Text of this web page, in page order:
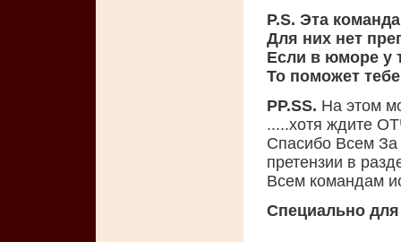
P.S. Эта
Для них нет
Если в юморе у
То поможет
PP.SS. На этом
.....хотя ждите
Спасибо Всем
претензии в
Всем командам
Специально для